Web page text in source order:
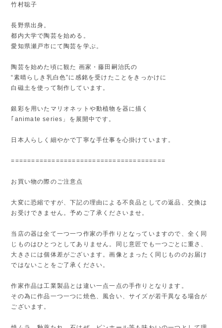
竹村聡子
長野県出身。
都内大学で陶芸を始める。
愛知県瀬戸市にて陶芸を学ぶ。
陶芸を始めた頃に観た 画家・藤田嗣治氏の
“素晴らしき乳白色”に感銘を受けたことをきっかけに
白磁土を使って制作しています。
銀彩を用いたマリオネットや動植物を器に描く
｢animate series」を展開中です。
日本人らしく細やかで丁寧な手仕事を心掛けています。
======================================
お買い物の際のご注意点
大変に恐縮ですが、下記の理由による不良品としての返品、交換は
お受けできません。予めご了承くださいませ。
当店の器は全て一つ一つ作家の手作りとなっていますので、全く同
じものはひとつとしてありません。同じ意匠でも一つごとに重さ、
大きさには個体差がございます。画像とまったく同じもののお届け
ではないことをご了承ください。
作家作品は工業製品とは違い一点一点の手作りとなります。
その為に作品一つ一つに焼色、風合い、サイズが若干異なる場合が
ございます。